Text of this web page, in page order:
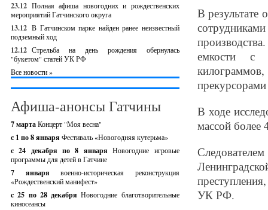
23.12 Полная афиша новогодних и рождественских
мероприятий Гатчинского округа
13.12 В Гатчинском парке найден ранее неизвестный
подземный ход
12.12 Стрельба на день рождения обернулась
"букетом" статей УК РФ
Все новости »
Афиша-анонсы Гатчины
7 мартаКонцерт "Моя весна"
с 1 по 8 января Фестиваль «Новогодняя кутерьма»
с 24 декабря по 8 январяНовогодние игровые
программы для детей в Гатчине
7 январявоенно-историческая реконструкция
«Рождественский манифест»
c 25 по 28 декабряНовогодние благотворительные
киносеансы
В результате
емкости с
В ходе
массой более
УК РФ.